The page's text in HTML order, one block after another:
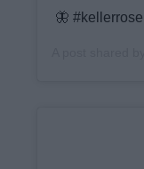
🦋 #kellerrose